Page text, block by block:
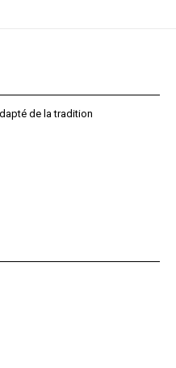
de la tradition